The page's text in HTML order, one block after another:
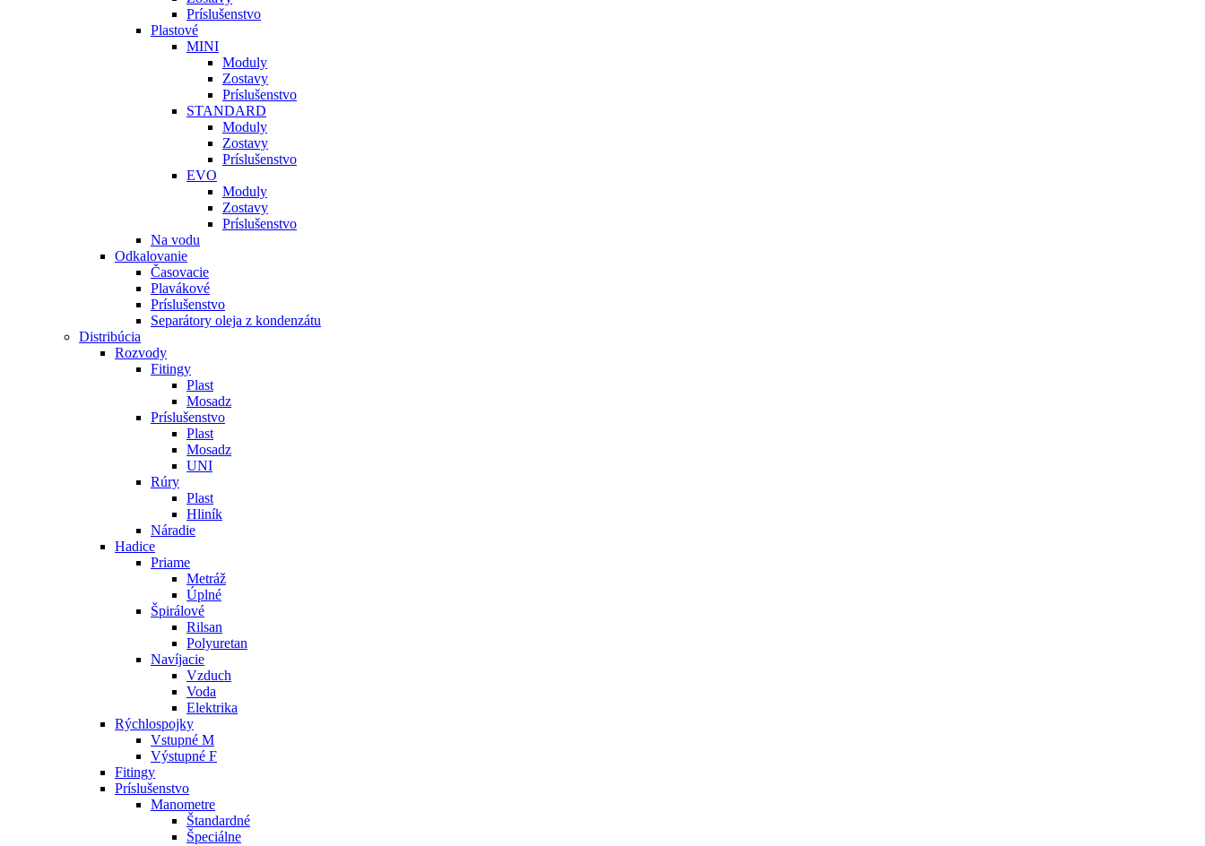
Príslušenstvo
Plastové
MINI
Moduly
Zostavy
Príslušenstvo
STANDARD
Moduly
Zostavy
Príslušenstvo
EVO
Moduly
Zostavy
Príslušenstvo
Na vodu
Odkalovanie
Časovacie
Plavákové
Príslušenstvo
Separátory oleja z kondenzátu
Distribúcia
Rozvody
Fitingy
Plast
Mosadz
Príslušenstvo
Plast
Mosadz
UNI
Rúry
Plast
Hliník
Náradie
Hadice
Priame
Metráž
Úplné
Špirálové
Rilsan
Polyuretan
Navíjacie
Vzduch
Voda
Elektrika
Rýchlospojky
Vstupné M
Výstupné F
Fitingy
Príslušenstvo
Manometre
Štandardné
Špeciálne